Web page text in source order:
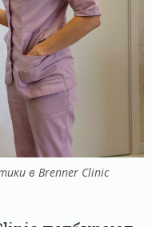
в Brenner Clinic